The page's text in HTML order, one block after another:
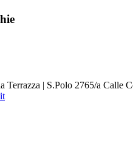
Terrazza | S.Polo 2765/a Calle